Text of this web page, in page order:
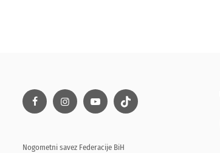
Nogometni savez Federacije BiH